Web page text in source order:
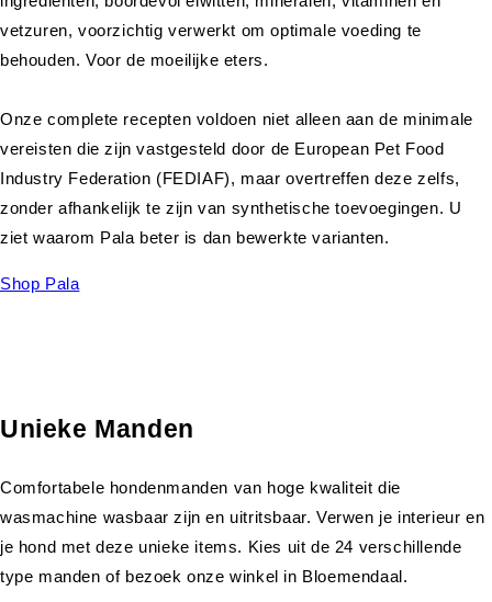
vetzuren, voorzichtig verwerkt om optimale voeding te
behouden. Voor de moeilijke eters.
Onze complete recepten voldoen niet alleen aan de minimale
vereisten die zijn vastgesteld door de European Pet Food
Industry Federation (FEDIAF), maar overtreffen deze zelfs,
zonder afhankelijk te zijn van synthetische toevoegingen. U
ziet waarom Pala beter is dan bewerkte varianten.
Shop Pala
Unieke Manden
Comfortabele hondenmanden van hoge kwaliteit die
wasmachine wasbaar zijn en uitritsbaar. Verwen je interieur en
je hond met deze unieke items. Kies uit de 24 verschillende
type manden of bezoek onze winkel in Bloemendaal.